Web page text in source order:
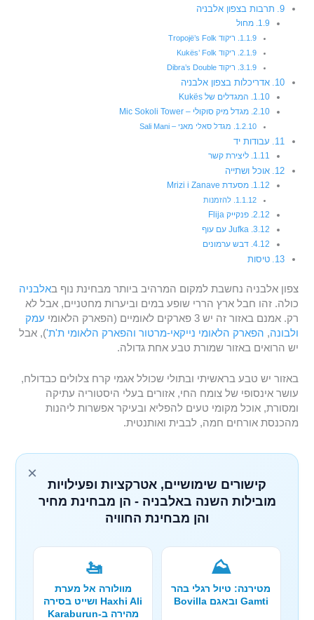
תרבות בצפון אלבניה
מחול
ריקוד Tropojë’s Folk
ריקוד Kukës’ Folk
ריקוד Dibra’s Double
אדריכלות בצפון אלבניה
המגדלים של Kukës
מגדל מיק סוקולי – Mic Sokoli Tower
מגדל סאלי מאני – Sali Mani
עבודות יד
ליצירת קשר
אוכל ושתייה
מסעדת Mrizi i Zanave
להזמנות
פנקייק Flija
Jufka עם עוף
דבש ערמונים
טיסות
צפון אלבניה נחשבת למקום המרהיב ביותר מבחינת נוף באלבניה
כולה. זהו חבל ארץ הררי שופע במים וביערות מחטניים, אבל לא
רק. אמנם באזור זה יש 3 פארקים לאומיים (הפארק הלאומי
עמק
ולבונה, הפארק הלאומי נייקאי-מרטור והפארק הלאומי ת'ת'), אבל
יש הרואים באזור שמורת טבע אחת גדולה.
באזור יש טבע בראשיתי ובתולי שכולל אגמי קרח צלולים כבדולח,
עושר אינסופי של צומח החי, אזורים בעלי היסטוריה עתיקה
ומסורת, אוכל מקומי טעים להפליא ובעיקר אפשרות ליהנות
מהכנסת אורחים חמה, לבבית ואותנטית.
×
קישורים שימושיים, אטרקציות ופעילויות
מובילות השנה באלבניה - הן מבחינת מחיר
והן מבחינת החוויה
⛰️
מטירנה: טיול רגלי בהר
Gamti ובאגם Bovilla
🚤
מוולורה אל מערת
Haxhi Ali ושייט בסירה
מהירה ב-Karaburun